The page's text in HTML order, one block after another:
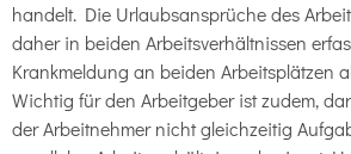
handelt. Die Urlaubsansprüche des
daher in beiden Arbeitsverhältnissen
Krankmeldung an beiden Arbeitsplätzen
Wichtig für den Arbeitgeber ist zudem,
der Arbeitnehmer nicht gleichzeitig